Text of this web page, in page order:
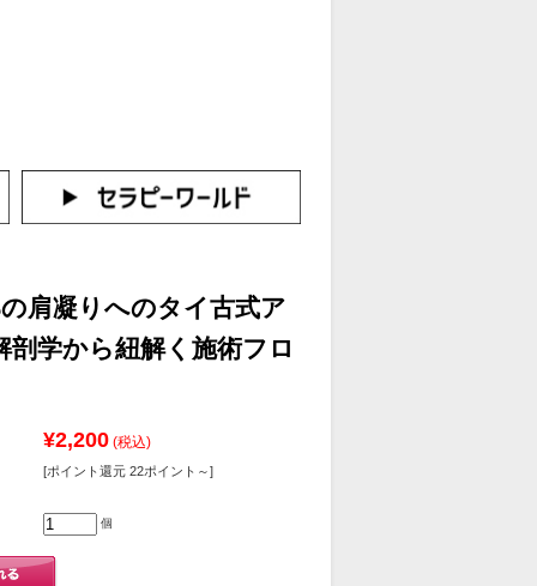
肩凝りへのタイ古式ア
剖学から紐解く施術フロ
¥2,200 (税込)
[ポイント還元 22ポイント～]
個